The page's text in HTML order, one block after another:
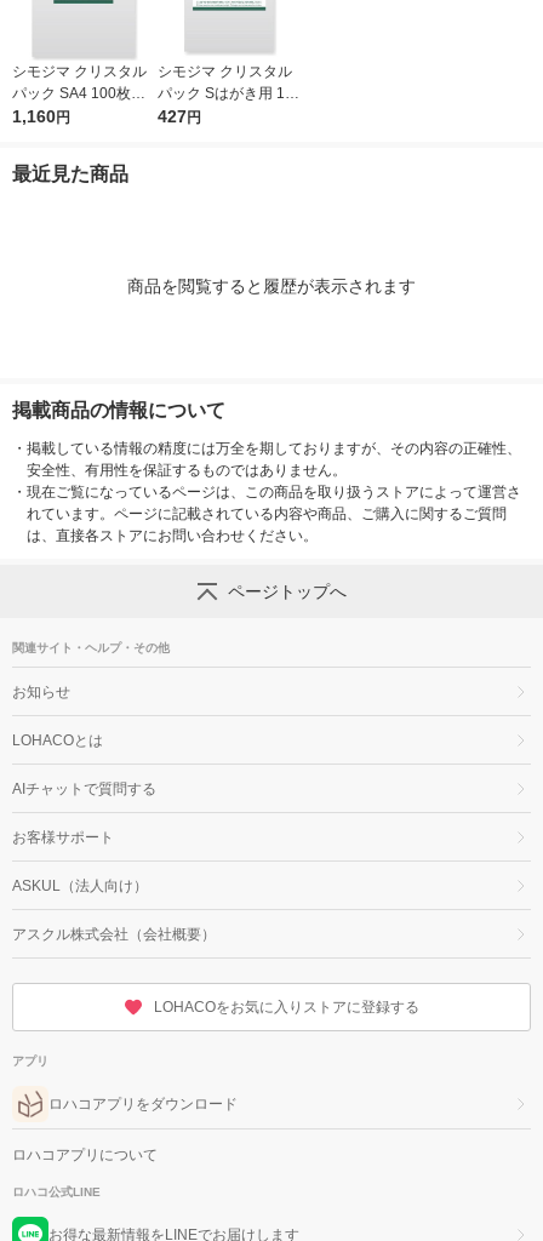
シモジマ クリスタル
パック SA4 100枚入 6
739200 1袋(100枚入)
1,160円
シモジマ クリスタル
パック Sはがき用 100
枚入 6751700 1袋(10
427円
最近見た商品
商品を閲覧すると履歴が表示されます
掲載商品の情報について
・ 掲載している情報の精度には万全を期しておりますが、その内容の正確性、
安全性、有用性を保証するものではありません。
・ 現在ご覧になっているページは、この商品を取り扱うストアによって運営さ
れています。ページに記載されている内容や商品、ご購入に関するご質問
は、直接各ストアにお問い合わせください。
ページトップへ
関連サイト・ヘルプ・その他
お知らせ
LOHACOとは
AIチャットで質問する
お客様サポート
ASKUL（法人向け）
アスクル株式会社（会社概要）
LOHACOをお気に入りストアに登録する
アプリ
ロハコアプリをダウンロード
ロハコアプリについて
ロハコ公式LINE
お得な最新情報をLINEでお届けします